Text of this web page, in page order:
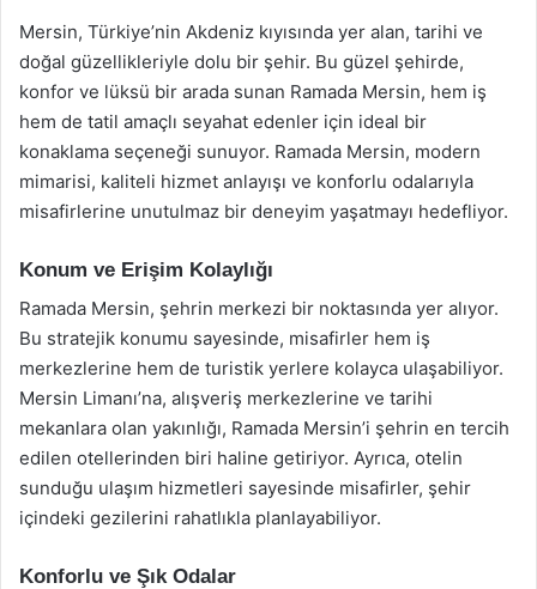
Mersin, Türkiye’nin Akdeniz kıyısında yer alan, tarihi ve
doğal güzellikleriyle dolu bir şehir. Bu güzel şehirde,
konfor ve lüksü bir arada sunan Ramada Mersin, hem iş
hem de tatil amaçlı seyahat edenler için ideal bir
konaklama seçeneği sunuyor. Ramada Mersin, modern
mimarisi, kaliteli hizmet anlayışı ve konforlu odalarıyla
misafirlerine unutulmaz bir deneyim yaşatmayı hedefliyor.
Konum ve Erişim Kolaylığı
Ramada Mersin, şehrin merkezi bir noktasında yer alıyor.
Bu stratejik konumu sayesinde, misafirler hem iş
merkezlerine hem de turistik yerlere kolayca ulaşabiliyor.
Mersin Limanı’na, alışveriş merkezlerine ve tarihi
mekanlara olan yakınlığı, Ramada Mersin’i şehrin en tercih
edilen otellerinden biri haline getiriyor. Ayrıca, otelin
sunduğu ulaşım hizmetleri sayesinde misafirler, şehir
içindeki gezilerini rahatlıkla planlayabiliyor.
Konforlu ve Şık Odalar